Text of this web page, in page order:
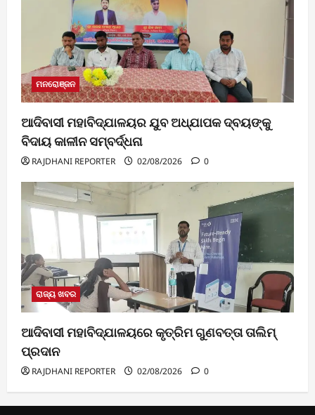
ମନରୋଞ୍ଜନ
ଆଦିବାସୀ ମହାବିଦ୍ଯାଳୟର ଯୁବ ଅଧ୍ଯାପକ ଦ୍ବୟଙ୍କୁ
ବିଦାୟ କାଳୀନ ସମ୍ବର୍ଦ୍ଧନା
RAJDHANI REPORTER 02/08/2026 0
ରାଜ୍ୟ ଖବର
ଆଦିବାସୀ ମହାବିଦ୍ଯାଳୟରେ କୃତ୍ରିମ ଗୁଣବତ୍ତା ତାଲିମ୍
ପ୍ରଦାନ
RAJDHANI REPORTER 02/08/2026 0